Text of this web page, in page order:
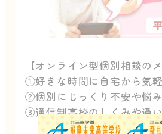
【オンライン型個別相談の
①好きな時間に自宅から気
②個別にじっくり不安や悩
③通信制高校のしくみや通